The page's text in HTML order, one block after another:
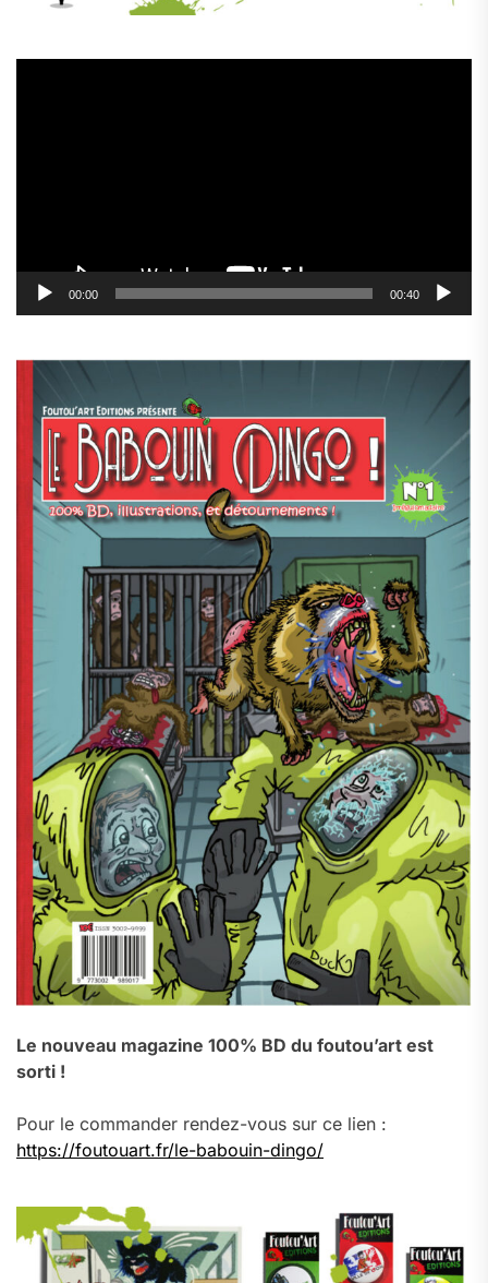
00:00 00:40
Le nouveau magazine 100% BD du foutou’art est
sorti !
Pour le commander rendez-vous sur ce lien :
https://foutouart.fr/le-babouin-dingo/